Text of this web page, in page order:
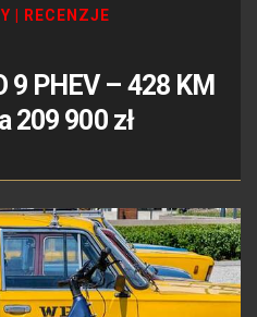
RECENZJE
9 PHEV – 428 KM
209 900 zł